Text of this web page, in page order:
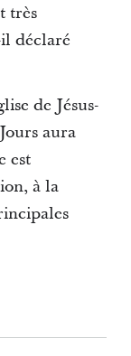
très
déclaré
de Jésus-
aura
est
à la